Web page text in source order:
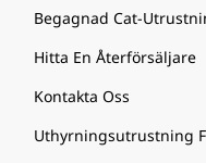
Begagnad Cat-
Hitta En Återförsäljare
Kontakta Oss
Uthyrningsutrustning